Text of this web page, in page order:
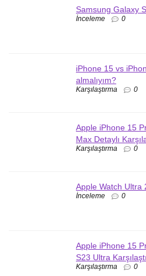
Samsung Galaxy
İnceleme 0
iPhone 15 vs
almalıyım?
Karşılaştırma 0
Apple iPhone 15
Max Detaylı
Karşılaştırma 0
Apple Watch Ultra
İnceleme 0
Apple iPhone 15
S23 Ultra
Karşılaştırma 0